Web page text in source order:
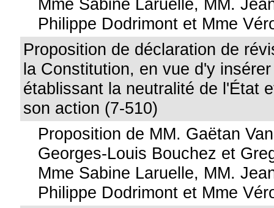
Mme Sabine Laruelle, MM.
Philippe Dodrimont et Mme
Proposition de déclaration de
la Constitution, en vue d'y
établissant la neutralité de l'État
son action (7-510)
Proposition de MM. Gaëtan
Georges-Louis Bouchez et
Mme Sabine Laruelle, MM.
Philippe Dodrimont et Mme